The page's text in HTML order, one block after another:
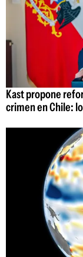
Kast propone
crimen en Chile: